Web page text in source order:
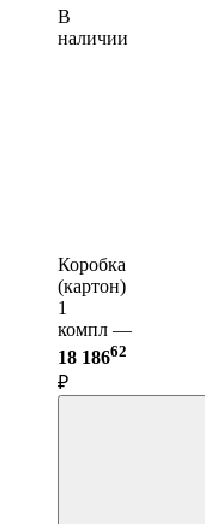
В
наличии
Коробка
(картон)
1
компл —
18 18662
₽